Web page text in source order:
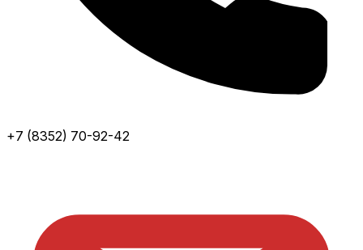
+7 (8352) 70-92-42